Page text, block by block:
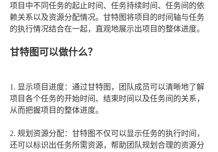
项目中不同任务的起止时间、任务持续时间、任务间的依
赖关系以及资源分配情况。甘特图将项目的时间轴与任务
的执行情况结合在一起，直观地展示出项目的整体进度。
甘特图可以做什么？
1. 显示项目进度：通过甘特图，团队成员可以清晰地了解
项目各个任务的开始时间、结束时间以及任务间的关系，
从而把握项目的整体进度。
2. 规划资源分配：甘特图不仅可以显示任务的执行时间，
还可以标识出任务所需资源，帮助团队规划合理的资源分